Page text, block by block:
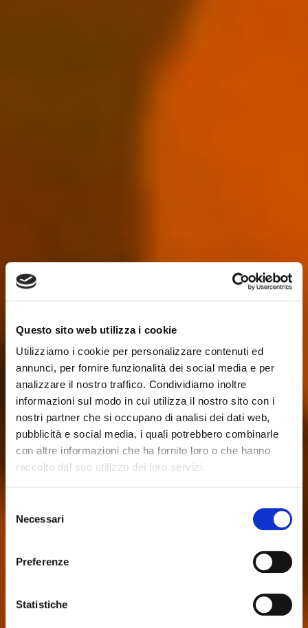
Questo sito web utilizza i cookie
Utilizziamo i cookie per personalizzare contenuti ed
annunci, per fornire funzionalità dei social media e per
analizzare il nostro traffico. Condividiamo inoltre
informazioni sul modo in cui utilizza il nostro sito con i
nostri partner che si occupano di analisi dei dati web,
pubblicità e social media, i quali potrebbero combinarle
con altre informazioni che ha fornito loro o che hanno
raccolto dal suo utilizzo dei loro servizi.
delNecessari
Preferenze
Statistiche